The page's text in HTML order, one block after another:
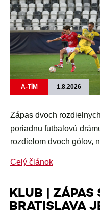
A-TÍM 1.8.2026
Zápas dvoch
poriadnu futbalovú
rozdielom dvoch gólov,
Celý článok
KLUB | ZÁPAS
BRATISLAVA